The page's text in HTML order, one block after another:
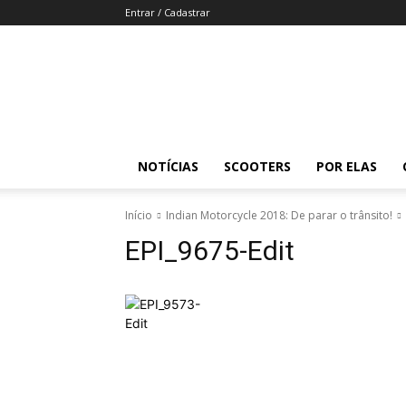
Entrar / Cadastrar
NOTÍCIAS SCOOTERS POR ELAS
Início Indian Motorcycle 2018: De parar o trânsito!
EPI_9675-Edit